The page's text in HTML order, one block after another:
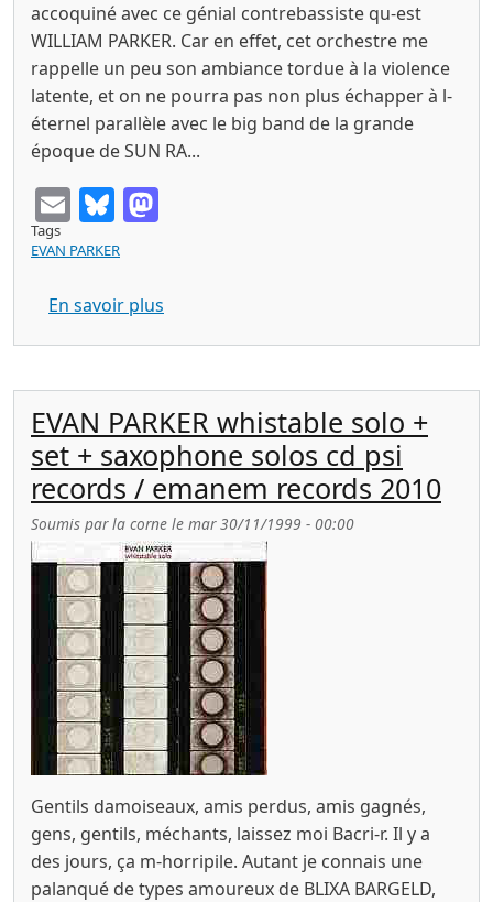
accoquiné avec ce génial contrebassiste qu-est
WILLIAM PARKER. Car en effet, cet orchestre me
rappelle un peu son ambiance tordue à la violence
latente, et on ne pourra pas non plus échapper à l-
éternel parallèle avec le big band de la grande
époque de SUN RA...
EmailBluesky
Tags
EVAN PARKER
En savoir plus
EVAN PARKER whistable solo +
set + saxophone solos cd psi
records / emanem records 2010
Soumis parla corne le mar 30/11/1999 - 00:00
Gentils damoiseaux, amis perdus, amis gagnés,
gens, gentils, méchants, laissez moi Bacri-r. Il y a
des jours, ça m-horripile. Autant je connais une
palanqué de types amoureux de BLIXA BARGELD,